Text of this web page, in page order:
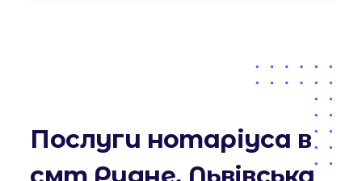
Послуги нотаріуса в